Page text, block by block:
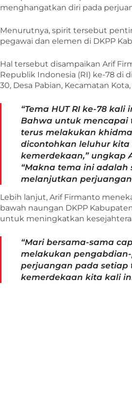
menghangatkan diri pada
Menurutnya, spirit tersebut
pegawai dan elemen di DKPP
Hal tersebut disampaikan Arif
Republik Indonesia (RI) ke-78 di
30, Desa Pabian, Kecamatan
“Tema HUT RI ke-78
Bahwa untuk
terus melakukan
dicontohkan leluhur
kemerdekaan,” ungkap
“Makna tema ini
melanjutkan
Lebih lanjut, Arif Firmanto
bawah naungan DKPP
untuk meningkatkan
“Mari bersama-sama
melakukan
perjuangan pada setiap
kemerdekaan kita kali